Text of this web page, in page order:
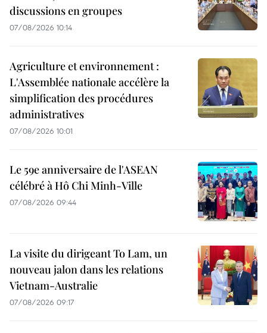
discussions en groupes
07/08/2026 10:14
Agriculture et environnement :
L'Assemblée nationale accélère la
simplification des procédures
administratives
07/08/2026 10:01
Le 59e anniversaire de l'ASEAN
célébré à Hô Chi Minh-Ville
07/08/2026 09:44
La visite du dirigeant To Lam, un
nouveau jalon dans les relations
Vietnam-Australie
07/08/2026 09:17